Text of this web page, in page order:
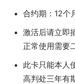
合约期：12个
激活后请立即
正常使用需要
此卡只能本人
高判处三年有